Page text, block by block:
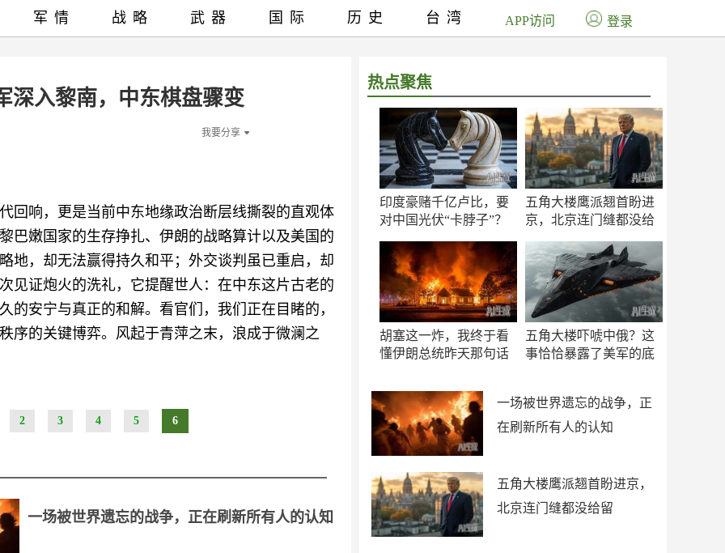
深入黎南，中东棋盘骤变
我要分享
回响，更是当前中东地缘政治断层线撕裂的直观体
巴嫩国家的生存挣扎、伊朗的战略算计以及美国的
地，却无法赢得持久和平；外交谈判虽已重启，却
见证炮火的洗礼，它提醒世人：在中东这片古老的
安宁与真正的和解。看官们，我们正在目睹的，
序的关键博弈。风起于青萍之末，浪成于微澜之
2 3 4 5 6
热点聚焦
印度豪赌千亿卢比，要
对中国光伏“卡脖子”？
五角大楼鹰派翘首盼进
京，北京连门缝都没给
胡塞这一炸，我终于看
懂伊朗总统昨天那句话
五角大楼吓唬中俄？这
事恰恰暴露了美军的底
一场被世界遗忘的战争，正
在刷新所有人的认知
五角大楼鹰派翘首盼进京，
北京连门缝都没给留
军情 战略 武器 国际 历史 台湾 APP访问 登录
一场被世界遗忘的战争，正在刷新所有人的认知